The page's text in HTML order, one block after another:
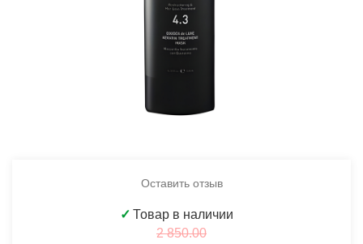
Оставить отзыв
✓ Товар в наличии
2 850.00